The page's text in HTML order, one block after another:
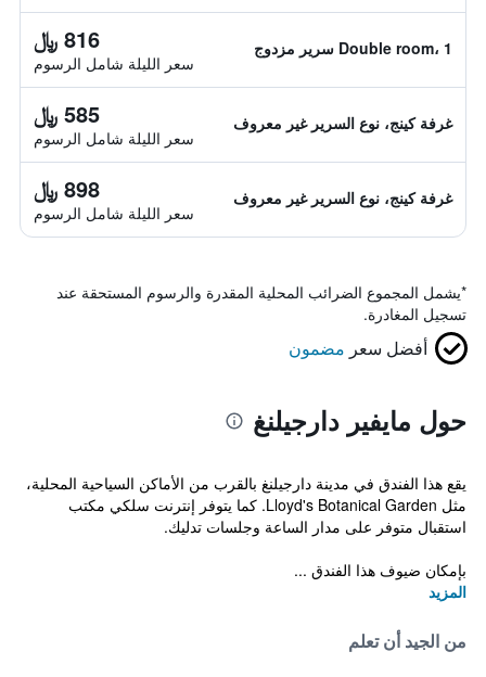
Double room، 1 سرير مزدوج 816 ﷼
سعر الليلة شامل الرسوم
غرفة كينج، نوع السرير غير معروف 585 ﷼
سعر الليلة شامل الرسوم
غرفة كينج، نوع السرير غير معروف 898 ﷼
سعر الليلة شامل الرسوم
*يشمل المجموع الضرائب المحلية المقدرة والرسوم المستحقة عند
تسجيل المغادرة.
أفضل سعر مضمون
حول مايفير دارجيلنغ
يقع هذا الفندق في مدينة دارجيلنغ بالقرب من الأماكن السياحية المحلية،
مثل Lloyd's Botanical Garden. كما يتوفر إنترنت سلكي مكتب
استقبال متوفر على مدار الساعة وجلسات تدليك.
بإمكان ضيوف هذا الفندق ...
المزيد
من الجيد أن تعلم